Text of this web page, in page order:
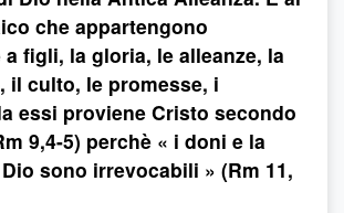
che appartengono
a figli, la gloria, le alleanze, la
il culto, le promesse, i
essi proviene Cristo secondo
9,4-5) perchè « i doni e la
sono irrevocabili » (Rm 11,